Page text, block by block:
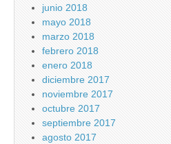
junio 2018
mayo 2018
marzo 2018
febrero 2018
enero 2018
diciembre 2017
noviembre 2017
octubre 2017
septiembre 2017
agosto 2017